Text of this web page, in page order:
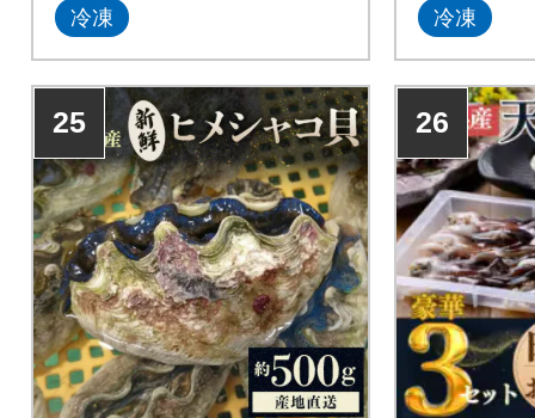
冷凍 冷凍
25 26